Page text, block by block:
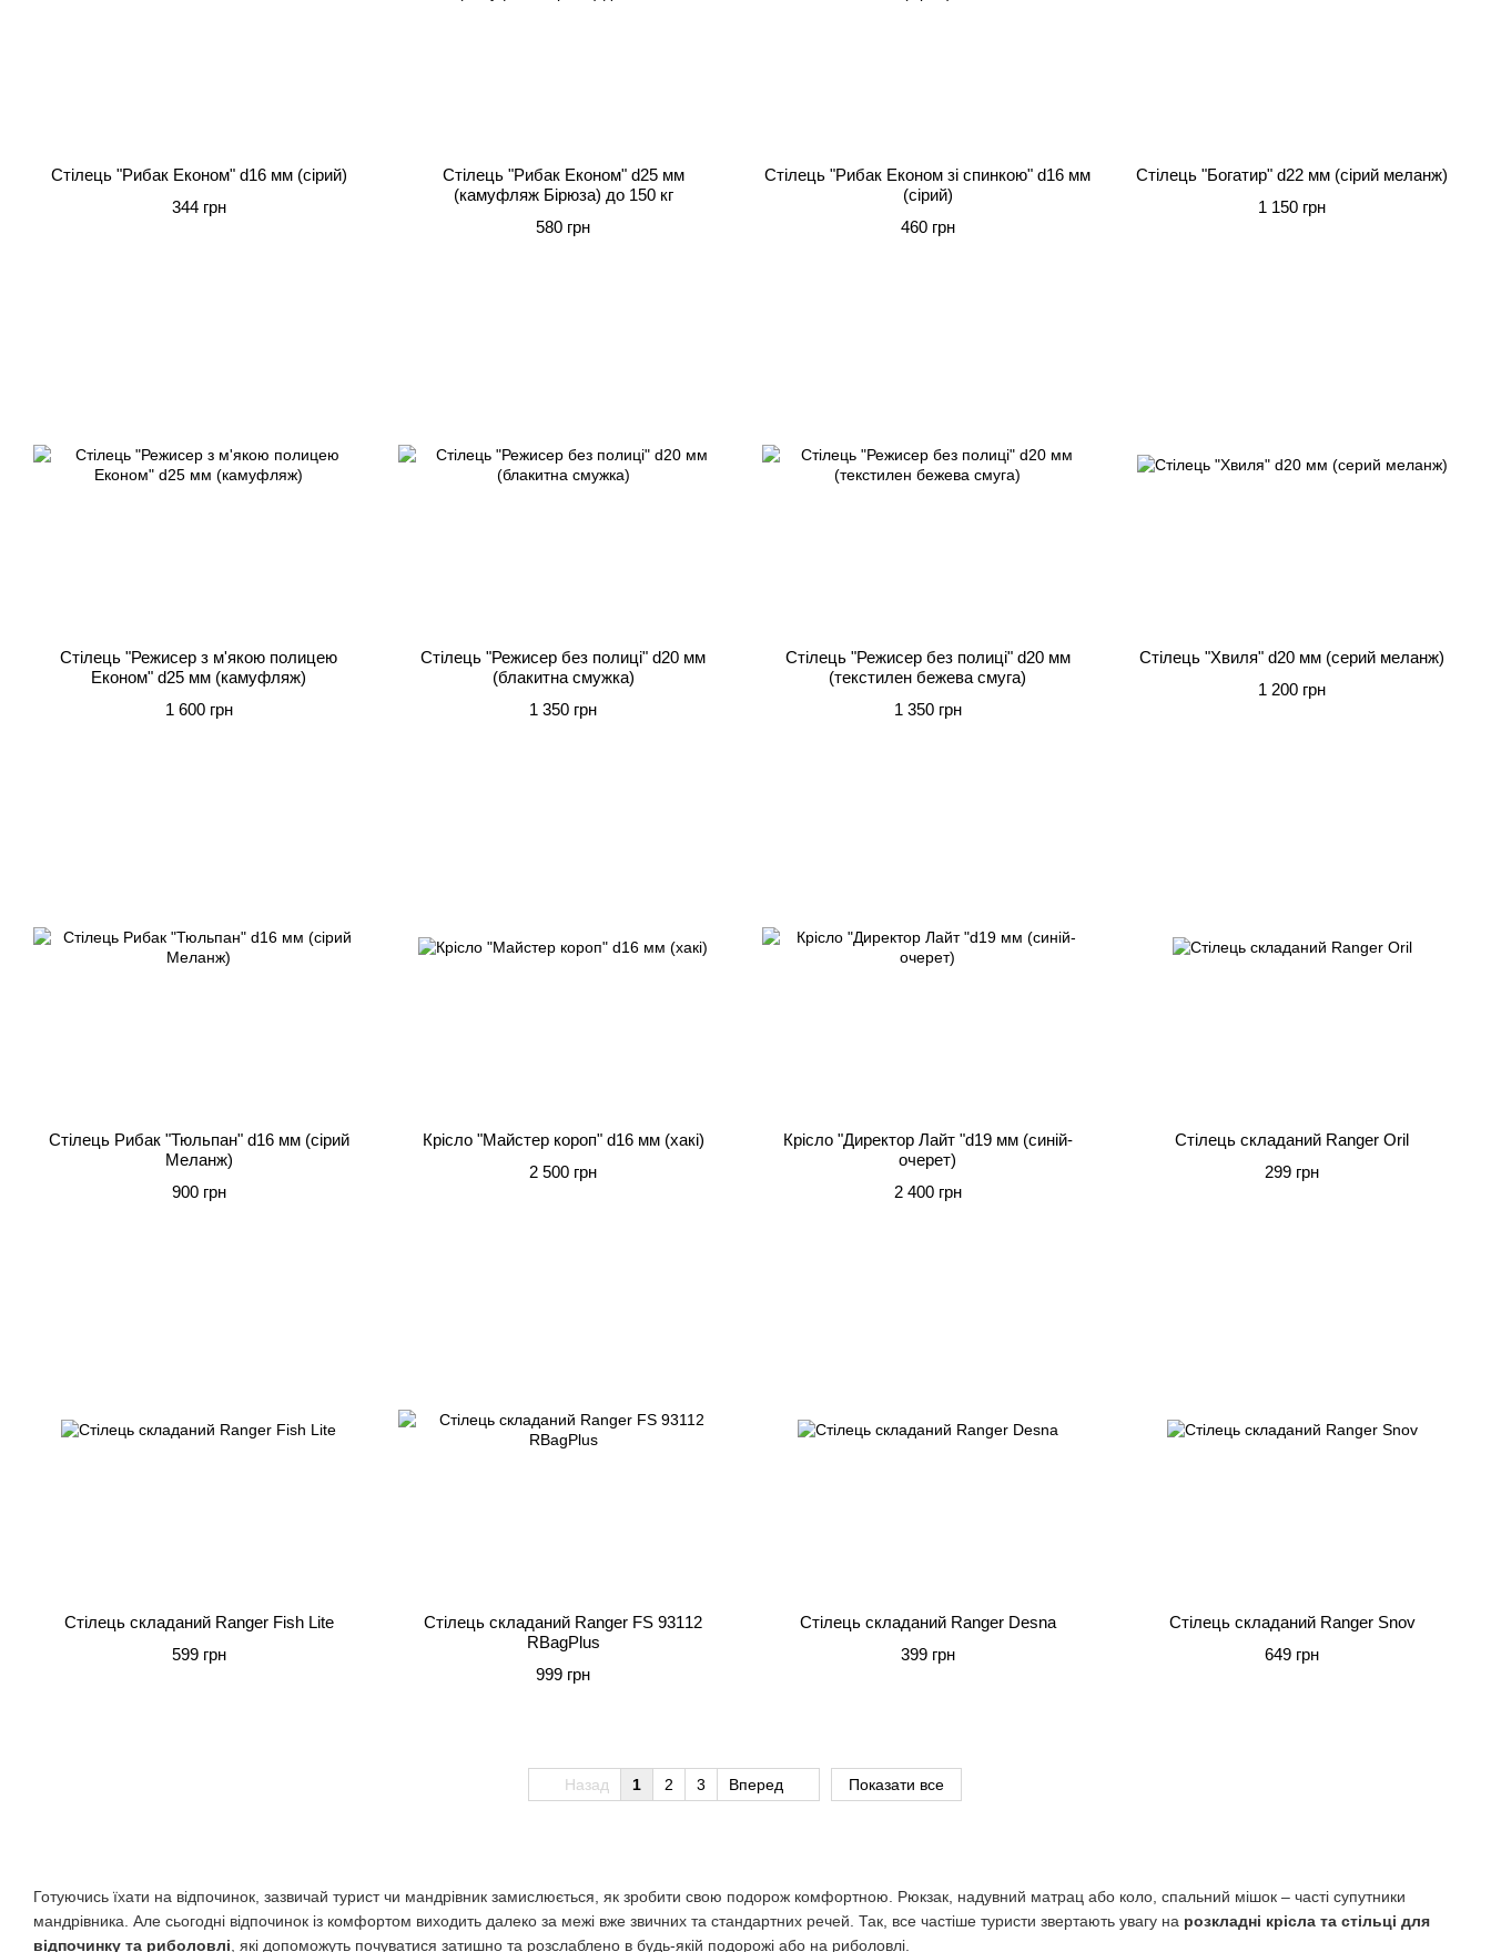
Готуючись їхати на відпочинок, зазвичай турист чи мандрівник замислюється, як зробити свою подорож комфортною. Рюкзак, надувний матрац або коло, спальний мішок – часті супутники
мандрівника. Але сьогодні відпочинок із комфортом виходить далеко за межі вже звичних та стандартних речей. Так, все частіше туристи звертають увагу на розкладні крісла та стільці для
відпочинку та риболовлі , які допоможуть почуватися затишно та розслаблено в будь-якій подорожі або на риболовлі.
Стілець "Рибак Економ" d16 мм (сірий)
344 грн
Стілець "Рибак Економ" d25 мм
(камуфляж Бірюза) до 150 кг
580 грн
Стілець "Рибак Економ зі спинкою" d16 мм
(сірий)
460 грн
Стілець "Богатир" d22 мм (сірий меланж)
1 150 грн
Стілець "Режисер з м'якою полицею
Економ" d25 мм (камуфляж)
1 600 грн
Стілець "Режисер без полиці" d20 мм
(блакитна смужка)
1 350 грн
Стілець "Режисер без полиці" d20 мм
(текстилен бежева смуга)
1 350 грн
Стілець "Хвиля" d20 мм (серий меланж)
1 200 грн
Стілець Рибак "Тюльпан" d16 мм (сірий
Меланж)
900 грн
Крісло "Майстер короп" d16 мм (хакі)
2 500 грн
Крісло "Директор Лайт "d19 мм (синій-
очерет)
2 400 грн
Стілець складаний Ranger Oril
299 грн
Стілець складаний Ranger Fish Lite
599 грн
Стілець складаний Ranger FS 93112
RBagPlus
999 грн
Стілець складаний Ranger Desna
399 грн
Стілець складаний Ranger Snov
649 грн
Назад 1 2 3 Вперед Показати все